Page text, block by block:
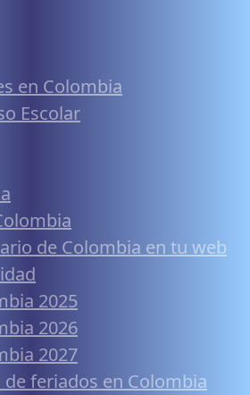
en Colombia
Escolar
de Colombia en tu web
2025
2026
2027
feriados en Colombia